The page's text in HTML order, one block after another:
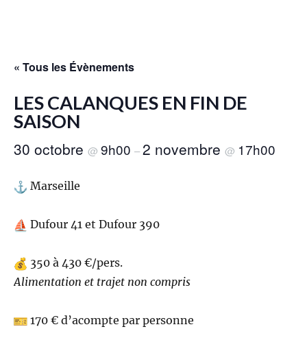
« Tous les Évènements
LES CALANQUES EN FIN DE
SAISON
30 octobre @ 9h00 –2 novembre @ 17h00
Marseille
Dufour 41 et Dufour 390
350 à 430 €/pers.
Alimentation et trajet non compris
170 € d’acompte par personne